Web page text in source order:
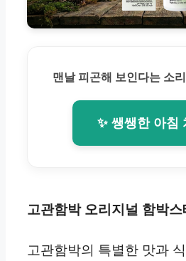
맨날 피곤해 보인다는 소
✨ 쌩쌩한 아침
고관함박 오리지널 함박스
고관함박의 특별한 맛과